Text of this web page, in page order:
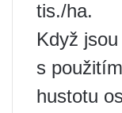
tis./ha.
Když
s
hustotu